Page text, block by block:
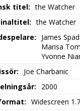
titel
the Watcher
the Watcher
James
Marisa
Yvonne
Joe Charbanic
2000
Widescreen